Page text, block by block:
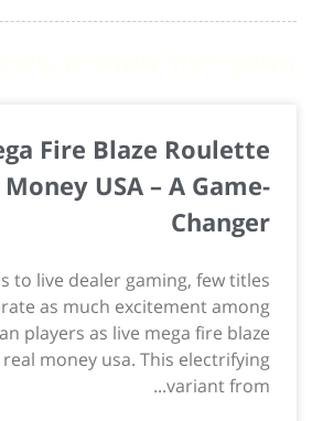
Fire Blaze Roulette
USA – A Game-
Changer
to live dealer gaming, few titles
as much excitement among
players as live mega fire blaze
money usa. This electrifying
variant from...